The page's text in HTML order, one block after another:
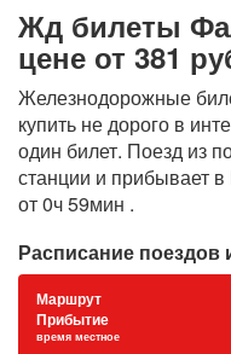
Жд билеты
цене от 381
Железнодорожные
купить не дорого в
один билет. Поезд из
станции и прибывает
от 0ч 59мин .
Расписание поездов
Маршрут
Прибытие
время местное